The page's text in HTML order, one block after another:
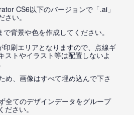
CS6以下のバージョンで「.ai」
い。
背景や色を作成してください。
印刷エリアとなりますので、点線ギ
ストやイラスト等は配置しないよ
め、画像はすべて埋め込んで下さ
全てのデザインデータをグループ
さい。